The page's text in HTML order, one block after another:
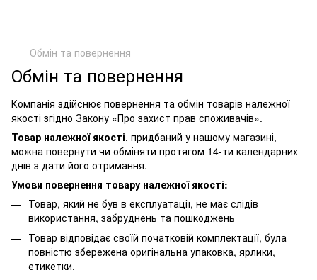
Обмін та повернення
Обмін та повернення
Компанія здійснює повернення та обмін товарів належної
якості згідно Закону «Про захист прав споживачів».
Товар належної якості, придбаний у нашому магазині,
можна повернути чи обміняти протягом 14-ти календарних
днів з дати його отримання.
Умови повернення товару належної якості:
Товар, який не був в експлуатації, не має слідів
використання, забруднень та пошкоджень
Товар відповідає своїй початковій комплектації, була
повністю збережена оригінальна упаковка, ярлики,
етикетки.